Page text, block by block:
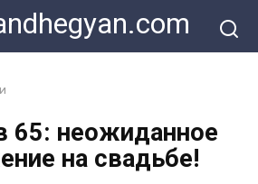
65: неожиданное
на свадьбе!